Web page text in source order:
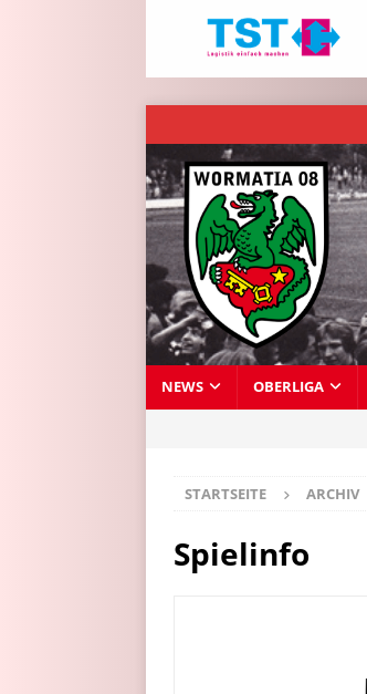
NEWS OBERLIGA
STARTSEITE ARCHIV
Spielinfo